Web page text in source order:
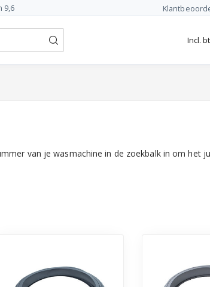
9,6
Incl.
van je wasmachine in de zoekbalk in om het